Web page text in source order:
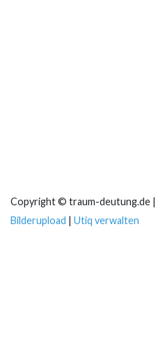
Copyright © traum-deutung.de |
Bilderupload | Utiq verwalten